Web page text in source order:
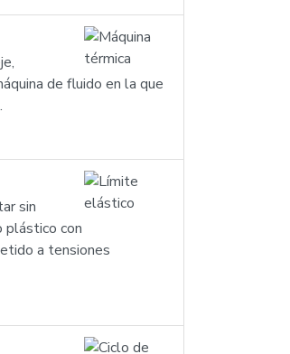
de fluido en la que
sin
plástico con
a tensiones